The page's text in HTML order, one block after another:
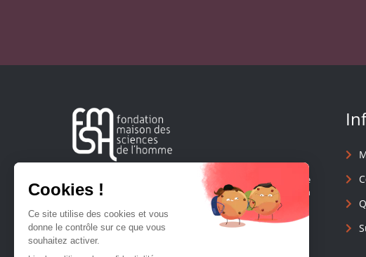
Créée en 1963, la Fondation Maison Sciences de l'Homme
soutient la recherche et la diffusion des connaissances en